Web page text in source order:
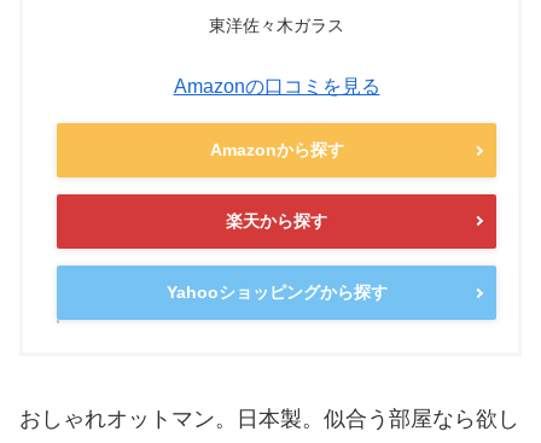
東洋佐々木ガラス
Amazonの口コミを見る
Amazonから探す
楽天から探す
Yahooショッピングから探す
おしゃれオットマン。日本製。似合う部屋なら欲し